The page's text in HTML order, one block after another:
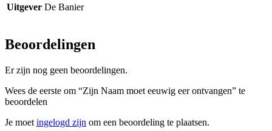
Uitgever De Banier
Beoordelingen
Er zijn nog geen beoordelingen.
Wees de eerste om “Zijn Naam moet eeuwig eer ontvangen” te
beoordelen
Je moet ingelogd zijn om een beoordeling te plaatsen.